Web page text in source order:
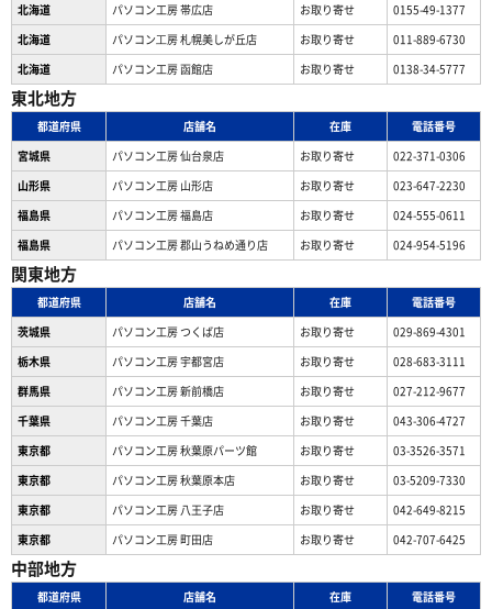
北海道
パソコン工房 帯広店 お取り寄せ
0155-49-1377
北海道
パソコン⼯房 札幌美しが丘店 お取り寄せ
011-889-6730
北海道
パソコン工房 函館店 お取り寄せ 0138-34-5777
東北地方
都道府県 店舗名 在庫
電話番号
宮城県
パソコン工房 仙台泉店 お取り寄せ
022-371-0306
山形県
パソコン工房 山形店 お取り寄せ
023-647-2230
福島県
パソコン工房 福島店 お取り寄せ
024-555-0611
福島県
パソコン工房 郡山うねめ通り店 お取り寄せ 024-954-5196
関東地方
都道府県 店舗名 在庫
電話番号
茨城県
パソコン工房 つくば店 お取り寄せ
029-869-4301
栃木県
パソコン工房 宇都宮店 お取り寄せ
028-683-3111
群馬県
パソコン工房 新前橋店 お取り寄せ
027-212-9677
千葉県
パソコン工房 千葉店 お取り寄せ
043-306-4727
東京都
パソコン工房 秋葉原パーツ館 お取り寄せ
03-3526-3571
東京都
パソコン工房 秋葉原本店 お取り寄せ
03-5209-7330
東京都
パソコン工房 八王子店 お取り寄せ
042-649-8215
東京都
パソコン工房 町田店 お取り寄せ 042-707-6425
中部地方
都道府県 店舗名 在庫
電話番号